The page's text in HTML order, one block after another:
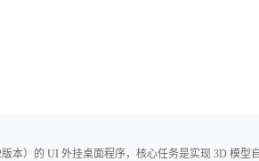
本）的 UI 外挂桌面程序，核心任务是实现 3D 模